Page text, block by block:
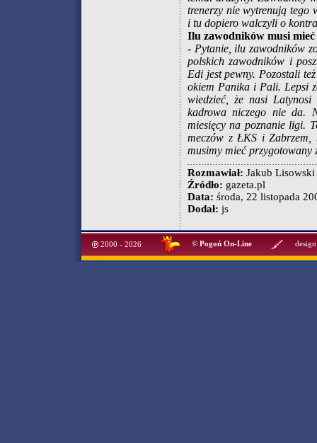
trenerzy nie wytrenują tego
i tu dopiero walczyli o
Ilu zawodników musi mieć
- Pytanie, ilu zawodników
polskich zawodników i
Edi jest pewny. Pozostali
okiem Panika i Pali. Lepsi
wiedzieć, że nasi
kadrowa niczego nie da.
miesięcy na poznanie ligi.
meczów z ŁKS i
musimy mieć przygotowany
Rozmawiał: Jakub Lisowski
Źródło: gazeta.pl
Data: środa, 22 listopada
Dodał: js
2000 - 2026 © Pogoń On-Line